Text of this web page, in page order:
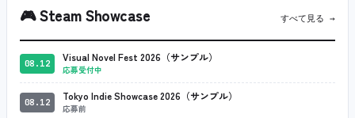
🎮Steam Showcase すべて見る →
08.12 Visual Novel Fest 2026（サンプル）
応募受付中
08.12 Tokyo Indie Showcase 2026（サンプル）
応募前